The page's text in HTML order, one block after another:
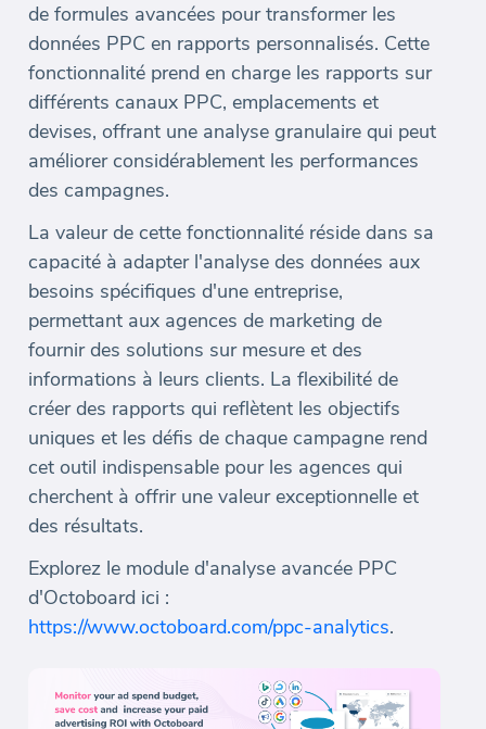
de formules avancées pour transformer les
données PPC en rapports personnalisés. Cette
fonctionnalité prend en charge les rapports sur
différents canaux PPC, emplacements et
devises, offrant une analyse granulaire qui peut
améliorer considérablement les performances
des campagnes.
La valeur de cette fonctionnalité réside dans sa
capacité à adapter l'analyse des données aux
besoins spécifiques d'une entreprise,
permettant aux agences de marketing de
fournir des solutions sur mesure et des
informations à leurs clients. La flexibilité de
créer des rapports qui reflètent les objectifs
uniques et les défis de chaque campagne rend
cet outil indispensable pour les agences qui
cherchent à offrir une valeur exceptionnelle et
des résultats.
Explorez le module d'analyse avancée PPC
d'Octoboard ici :
https://www.octoboard.com/ppc-analytics.